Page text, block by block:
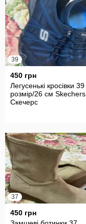
39
450 грн
Легусенькі кросівки 39
розмір/26 см Skechers
Скечерс
37
450 грн